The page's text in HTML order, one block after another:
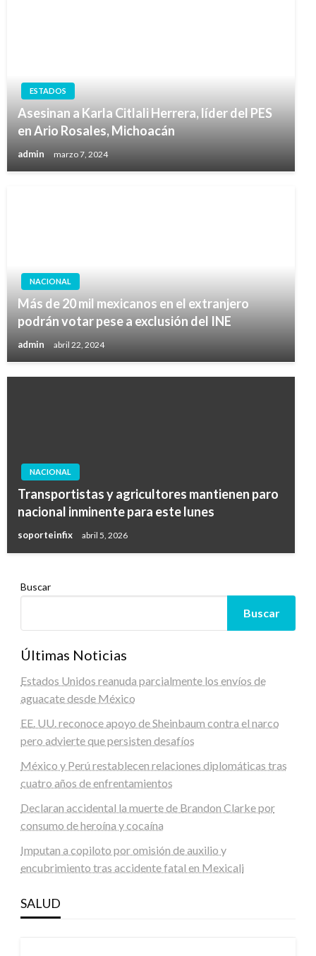
ESTADOS
Asesinan a Karla Citlali Herrera, líder del PES
en Ario Rosales, Michoacán
admin marzo 7, 2024
NACIONAL
Más de 20 mil mexicanos en el extranjero
podrán votar pese a exclusión del INE
admin abril 22, 2024
NACIONAL
Transportistas y agricultores mantienen paro
nacional inminente para este lunes
soporteinfix abril 5, 2026
Buscar
Buscar
Últimas Noticias
Estados Unidos reanuda parcialmente los envíos de
aguacate desde México
EE. UU. reconoce apoyo de Sheinbaum contra el narco
pero advierte que persisten desafíos
México y Perú restablecen relaciones diplomáticas tras
cuatro años de enfrentamientos
Declaran accidental la muerte de Brandon Clarke por
consumo de heroína y cocaína
Imputan a copiloto por omisión de auxilio y
encubrimiento tras accidente fatal en Mexicali
SALUD